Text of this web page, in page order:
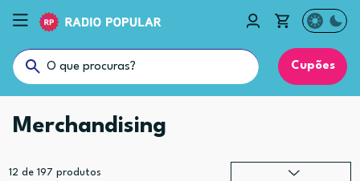
Cupões
Merchandising
12 de 197 produtos